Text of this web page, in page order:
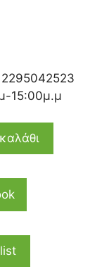
2295042523
15:00μ.μ